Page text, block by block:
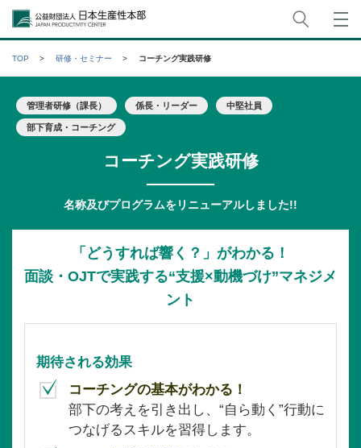
公益財団法人日本生産性本部
TOP 研修・セミナー コーチング実践研修
管理者研修（課長） 係長・リーダー 中堅社員
部下育成・コーチング
コーチング実践研修
名称及びプログラムをリニューアルしました!!
「どうすれば響く？」がわかる！
面談・OJTで実践する“支援×動機づけ”マネジメ
ント
期待される効果
コーチングの基本がわかる！
部下の考えを引き出し、“自ら動く”行動に
つなげるスキルを習得します。